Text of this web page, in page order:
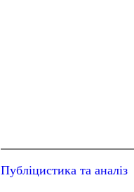
Публіцистика та аналіз